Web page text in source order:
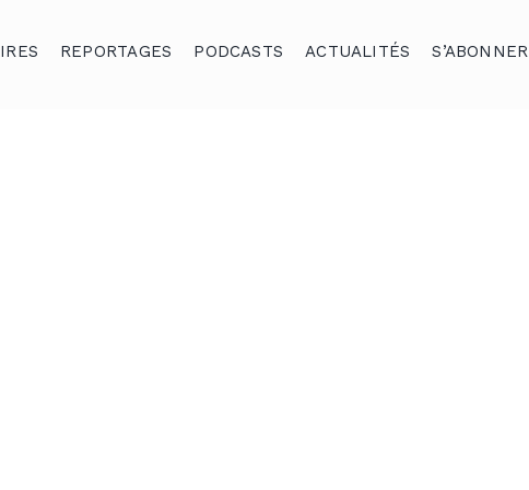
REPORTAGES PODCASTS ACTUALITÉS S’ABONNER